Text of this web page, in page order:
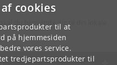
cookies
til at
på hjemmesiden
vores service.
tredjepartsprodukter til
du henvende dig til din lokale